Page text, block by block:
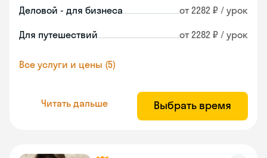
Деловой - для бизнеса от 2282 ₽ / урок
Для путешествий от 2282 ₽ / урок
Все услуги и цены (5)
Читать дальше Выбрать время